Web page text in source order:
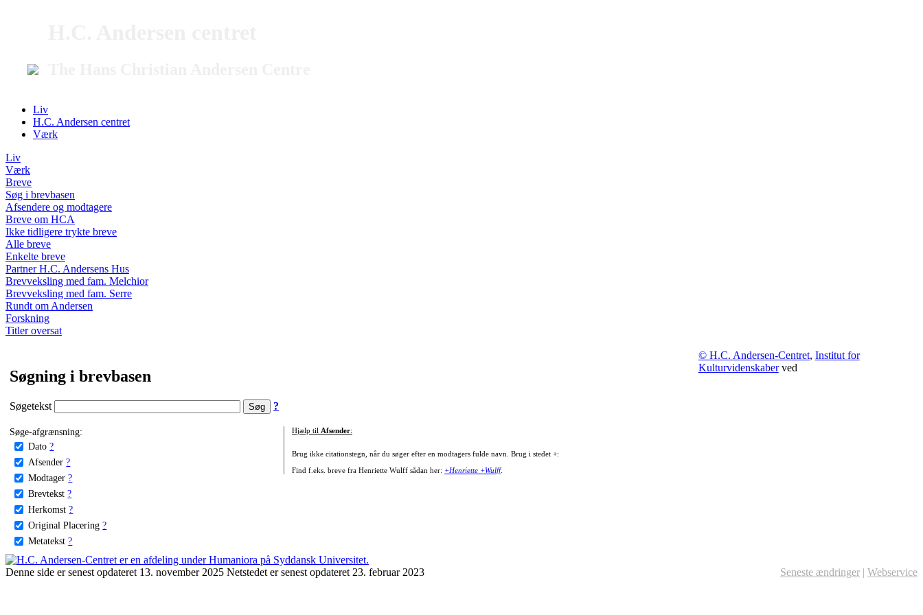
Liv
H.C. Andersen centret
Værk
Liv
Værk
Breve
Søg i brevbasen
Afsendere og modtagere
Breve om HCA
Ikke tidligere trykte breve
Alle breve
Enkelte breve
Partner H.C. Andersens Hus
Brevveksling med fam. Melchior
Brevveksling med fam. Serre
Rundt om Andersen
Forskning
Titler oversat
Søgning i brevbasen
Søgetekst ?
Søge-afgrænsning:
Dato ?
Afsender ?
Modtager ?
Brevtekst ?
Herkomst ?
Original Placering ?
Metatekst ?
Hjælp til Afsender:
Brug ikke citationstegn, når du søger efter en modtagers fulde navn. Brug i stedet +:
Find f.eks. breve fra Henriette Wulff sådan her: +Henriette +Wulff.
© H.C. Andersen-Centret, Institut for
Kulturvidenskaberved
Denne side er senest opdateret 13. november 2025 Netstedet er senest opdateret 23. februar 2023 Seneste ændringer | Webservice